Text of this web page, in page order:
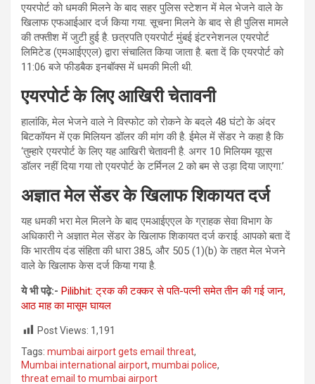
एयरपोर्ट को धमकी मिलने के बाद सहर पुलिस स्टेशन में मेल भेजने वाले के
खिलाफ एफआईआर दर्ज किया गया. सूचना मिलने के बाद से ही पुलिस मामले
की तफ्तीश में जुटी हुई है. छत्रपति एयरपोर्ट मुंबई इंटरनेशनल एयरपोर्ट
लिमिटेड (एमआईएएल) द्वारा संचालित किया जाता है. बता दें कि एयरपोर्ट को
11:06 बजे फीडबैक इनबॉक्स में धमकी मिली थी.
एयरपोर्ट के लिए आखिरी चेतावनी
हालांकि, मेल भेजने वाले ने विस्फोट को रोकने के बदले 48 घंटो के अंदर
बिटकॉयन में एक मिलियन डॉलर की मांग की है. ईमेल में सेंडर ने कहा है कि
‘तुम्हारे एयरपोर्ट के लिए यह आखिरी चेतावनी है. अगर 10 मिलियम यूएस
डॉलर नहीं दिया गया तो एयरपोर्ट के टर्मिनल 2 को बम से उड़ा दिया जाएगा.’
अज्ञात मेल सेंडर के खिलाफ शिकायत दर्ज
यह धमकी भरा मेल मिलने के बाद एमआईएएल के ग्राहक सेवा विभाग के
अधिकारी ने अज्ञात मेल सेंडर के खिलाफ शिकायत दर्ज कराई. आपको बता दें
कि भारतीय दंड संहिता की धारा 385, और 505 (1)(b) के तहत मेल भेजने
वाले के खिलाफ केस दर्ज किया गया है.
ये भी पढ़े:- Pilibhit: ट्रक की टक्कर से पति-पत्नी समेत तीन की गई जान,
आठ माह का मासूम घायल
Post Views: 1,191
Tags: mumbai airport gets email threat,
Mumbai international airport, mumbai police,
threat email to mumbai airport